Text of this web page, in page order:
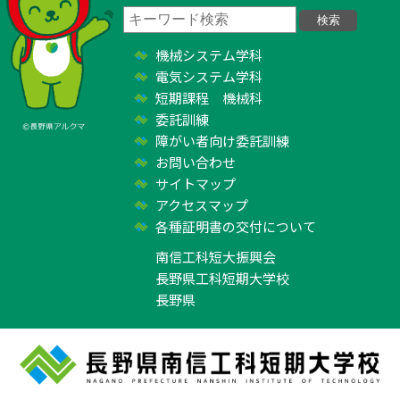
機械システム学科
電気システム学科
短期課程 機械科
委託訓練
障がい者向け委託訓練
お問い合わせ
サイトマップ
アクセスマップ
各種証明書の交付について
南信工科短大振興会
長野県工科短期大学校
長野県